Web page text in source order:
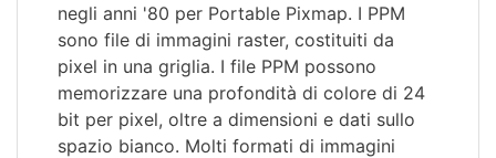
negli anni '80 per Portable Pixmap. I PPM
sono file di immagini raster, costituiti da
pixel in una griglia. I file PPM possono
memorizzare una profondità di colore di 24
bit per pixel, oltre a dimensioni e dati sullo
spazio bianco. Molti formati di immagini